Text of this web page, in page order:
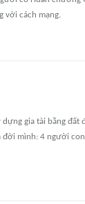
với cách mạng.
gia tài bằng đất
đời mình: 4 người